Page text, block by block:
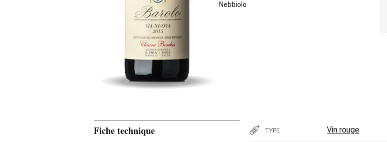
Nebbiolo
Fiche technique TYPE Vin rouge